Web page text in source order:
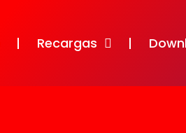
Recargas